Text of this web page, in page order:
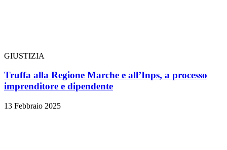
GIUSTIZIA
Truffa alla Regione Marche e all’Inps, a processo
imprenditore e dipendente
13 Febbraio 2025